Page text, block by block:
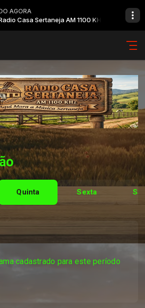
AGORA
Casa Sertaneja AM 1100 KHz
Quinta Sexta
cadastrado para este período